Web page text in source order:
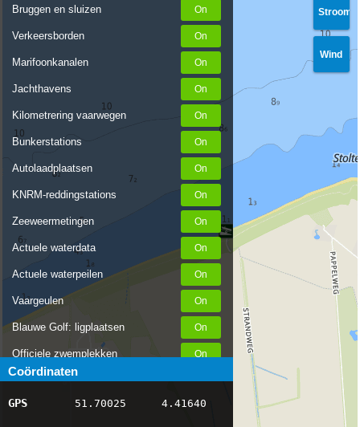
Bruggen en sluizen
Verkeersborden
Marifoonkanalen
Jachthavens
Kilometrering vaarwegen
Bunkerstations
Autolaadplaatsen
KNRM-reddingstations
Zeeweermetingen
Actuele waterdata
Actuele waterpeilen
Vaargeulen
Blauwe Golf: ligplaatsen
Officiele zwemplekken
Stremmingen/hinder
AIS scheepsposities
Coördinaten
GPS 51.70025 4.41640
Stroom
Wind